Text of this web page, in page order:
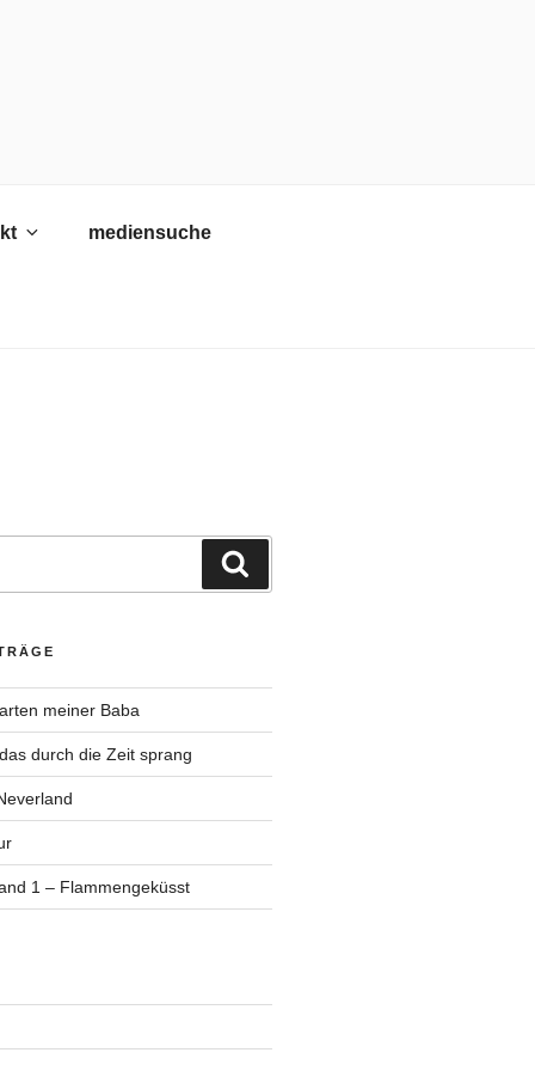
mediensuche
meiner Baba
durch die Zeit sprang
1 – Flammengeküsst